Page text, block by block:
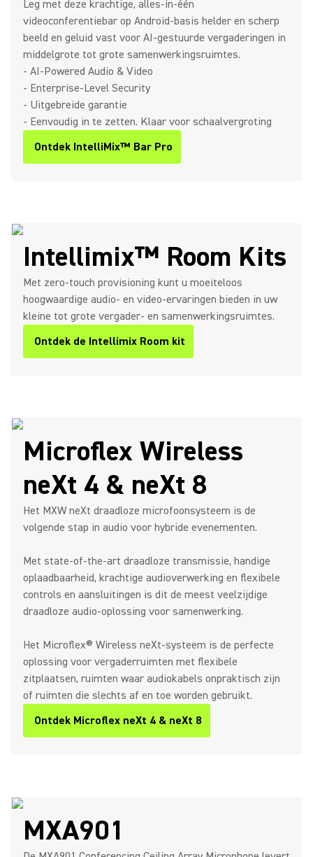
Leg met deze krachtige, alles-in-één
videoconferentiebar op Android-basis helder en scherp
beeld en geluid vast voor AI-gestuurde vergaderingen in
middelgrote tot grote samenwerkingsruimtes.
- AI-Powered Audio & Video
- Enterprise-Level Security
- Uitgebreide garantie
- Eenvoudig in te zetten. Klaar voor schaalvergroting
Ontdek IntelliMix™ Bar Pro
Intellimix™ Room Kits
Met zero-touch provisioning kunt u moeiteloos
hoogwaardige audio- en video-ervaringen bieden in uw
kleine tot grote vergader- en samenwerkingsruimtes.
Ontdek de Intellimix Room kit
(Opens in a new tab)
Microflex Wireless
neXt 4 & neXt 8
Het MXW neXt draadloze microfoonsysteem is de
volgende stap in audio voor hybride evenementen.
Met state-of-the-art draadloze transmissie, handige
oplaadbaarheid, krachtige audioverwerking en flexibele
controls en aansluitingen is dit de meest veelzijdige
draadloze audio-oplossing voor samenwerking.
Het Microflex® Wireless neXt-systeem is de perfecte
oplossing voor vergaderruimten met flexibele
zitplaatsen, ruimten waar audiokabels onpraktisch zijn
of ruimten die slechts af en toe worden gebruikt.
Ontdek Microflex neXt 4 & neXt 8
MXA901